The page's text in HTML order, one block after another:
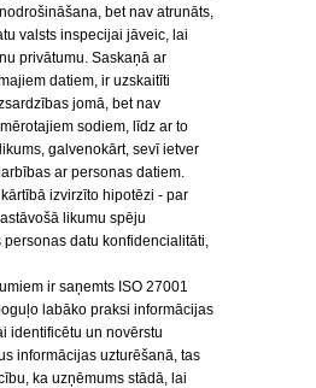
bet nav atrunāts,
valsts inspecijai jāveic, lai
privātumu. Saskaņā ar
datiem, ir uzskaitīti
jomā, bet nav
sodiem, līdz ar to
galvenokārt, sevī ietver
ar personas datiem.
izvirzīto hipotēzi - par
likumu spēju
personas datu konfidencialitāti,
ir saņemts ISO 27001
labāko praksi informācijas
identificētu un novērstu
informācijas uzturēšanā, tas
ka uzņēmums stādā, lai